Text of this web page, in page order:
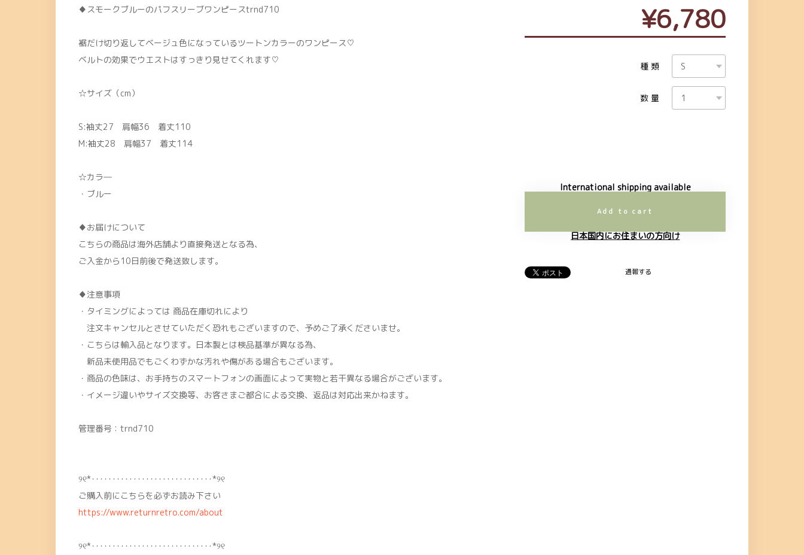
♦スモークブルーのパフスリーブワンピースtrnd710
裾だけ切り返してベージュ色になっているツートンカラーのワンピース♡
ベルトの効果でウエストはすっきり見せてくれます♡
☆サイズ（cm）
S:袖丈27 肩幅36 着丈110
M:袖丈28 肩幅37 着丈114
☆カラ―
・ブルー
♦お届けについて
こちらの商品は海外店舗より直接発送となる為、
ご入金から10日前後で発送致します。
♦注意事項
・タイミングによっては 商品在庫切れにより
注文キャンセルとさせていただく恐れもございますので、予めご了承くださいませ。
・こちらは輸入品となります。日本製とは検品基準が異なる為、
新品未使用品でもごくわずかな汚れや傷がある場合もございます。
・商品の色味は、お手持ちのスマートフォンの画面によって実物と若干異なる場合がございます。
・イメージ違いやサイズ交換等、お客さまご都合による交換、返品は対応出来かねます。
管理番号：trnd710
୨୧*･････････････････････････････*୨୧
ご購入前にこちらを必ずお読み下さい
https://www.returnretro.com/about
୨୧*･････････････････････････････*୨୧
¥6,780
種類
数量
International shipping available
Add to cart
日本国内にお住まいの方向け
通報する